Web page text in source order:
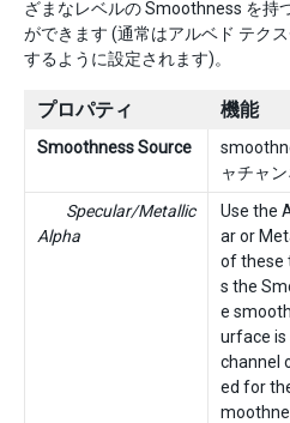
ざまなレベルの Smoothness を持
ができます (通常はアルベド テク
するように設定されます)。
プロパティ 機能
Smoothness Source
ャチャ
Specular/Metallic
Alpha
Use the
ar or
of these
s the
e
urface is
channel
ed for